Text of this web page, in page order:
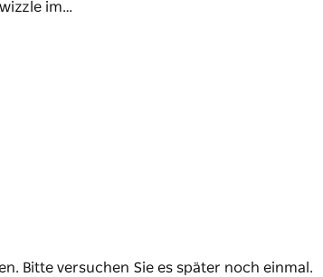
im…
Mittags- und Abendessensoptionen
bleiben müssen.
Bitte versuchen Sie es später noch einmal.